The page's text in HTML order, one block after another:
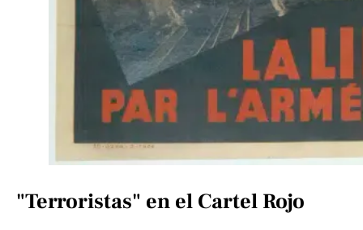
"Terroristas" en el Cartel Rojo